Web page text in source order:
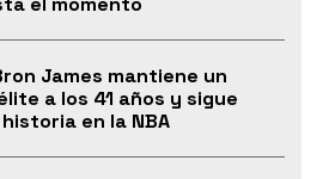
James mantiene un
a los 41 años y sigue
en la NBA